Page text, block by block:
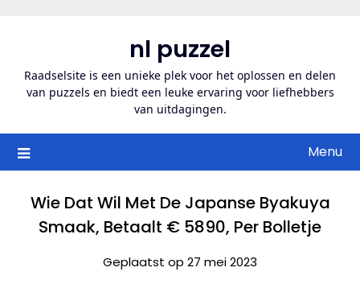
inhoud
nl puzzel
Raadselsite is een unieke plek voor het oplossen en delen
van puzzels en biedt een leuke ervaring voor liefhebbers
van uitdagingen.
Menu
Wie Dat Wil Met De Japanse Byakuya
Smaak, Betaalt € 5890, Per Bolletje
Geplaatst op 27 mei 2023